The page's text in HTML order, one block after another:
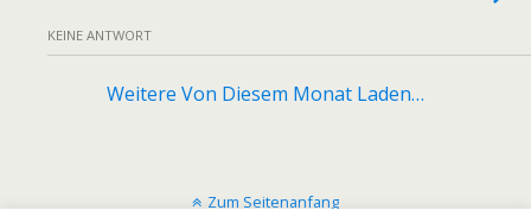
KEINE ANTWORT
Weitere Von Diesem Monat Laden…
Zum Seitenanfang